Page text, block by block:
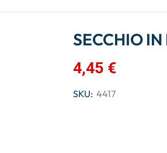
SECCHIO
4,45 €
SKU: 4417